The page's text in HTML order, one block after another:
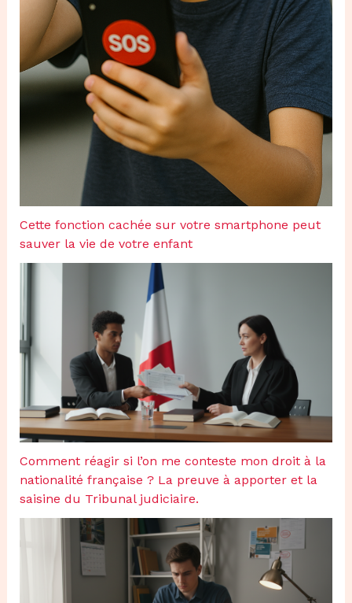
Cette fonction cachée sur votre smartphone peut
sauver la vie de votre enfant
Comment réagir si l’on me conteste mon droit à la
nationalité française ? La preuve à apporter et la
saisine du Tribunal judiciaire.